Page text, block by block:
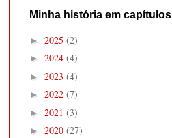
Minha história em capítulos
► 2025 (2)
► 2024 (4)
► 2023 (4)
► 2022 (7)
► 2021 (3)
► 2020 (27)